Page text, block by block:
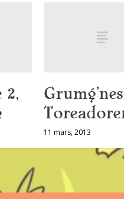
2,
11 mars, 2013